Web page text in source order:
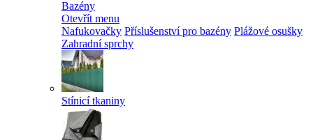
Bazény
Otevřít menu
Nafukovačky Příslušenství pro bazény Plážové osušky
Zahradní sprchy
Stínicí tkaniny